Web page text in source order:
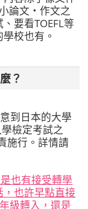
論文・作文之
要看TOEFL等
校也有。
？
到日本的大學
檢定考試之
施行。詳情請
也有接受轉學
也許早點直接
級轉入，還是